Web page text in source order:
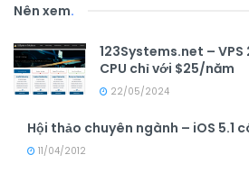
Nên xem.
123Systems.net – VPS
CPU chỉ với $25/năm
22/05/2024
Hội thảo chuyên ngành – iOS 5.1
11/04/2012